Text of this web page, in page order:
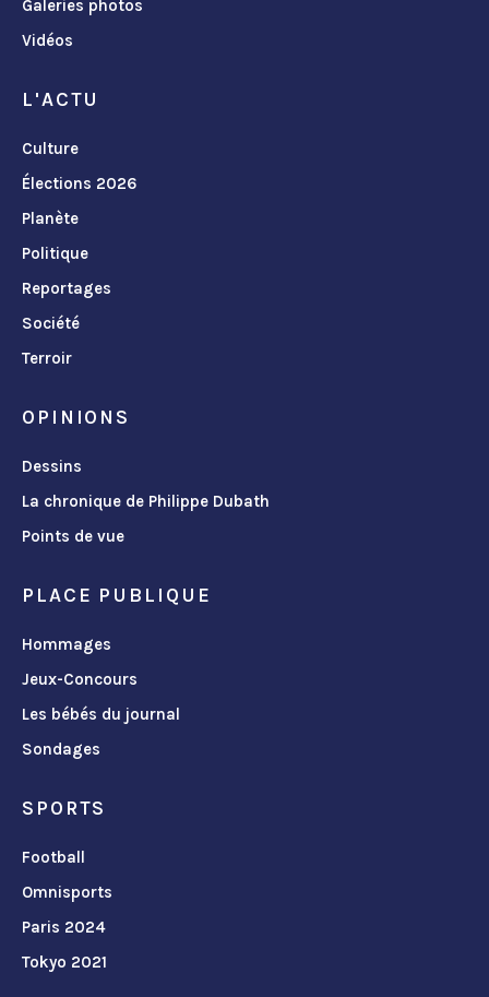
Galeries photos
Vidéos
L'ACTU
Culture
Élections 2026
Planète
Politique
Reportages
Société
Terroir
OPINIONS
Dessins
La chronique de Philippe Dubath
Points de vue
PLACE PUBLIQUE
Hommages
Jeux-Concours
Les bébés du journal
Sondages
SPORTS
Football
Omnisports
Paris 2024
Tokyo 2021